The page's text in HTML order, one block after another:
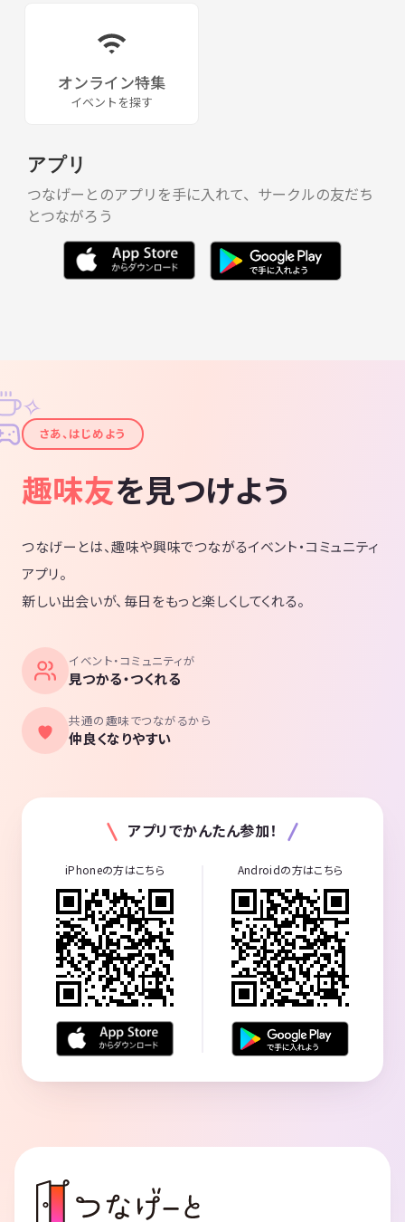
オンライン特集
イベントを探す
アプリ
つなげーとのアプリを手に入れて、サークルの友だち
とつながろう
✦
✧
さあ、はじめよう
趣味友を見つけよう
つなげーとは、趣味や興味でつながるイベント・コミュニティ
アプリ。
新しい出会いが、毎日をもっと楽しくしてくれる。
イベント・コミュニティが
見つかる・つくれる
共通の趣味でつながるから
仲良くなりやすい
アプリでかんたん参加！
iPhoneの方はこちら Androidの方はこちら